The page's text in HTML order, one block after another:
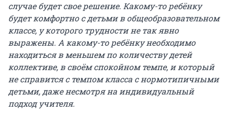
случае будет свое решение. Какому-то ребёнку
будет комфортно с детьми в общеобразовательном
классе, у которого трудности не так явно
выражены. А какому-то ребёнку необходимо
находиться в меньшем по количеству детей
коллективе, в своём спокойном темпе, и который
не справится с темпом класса с нормотипичными
детьми, даже несмотря на индивидуальный
подход учителя.